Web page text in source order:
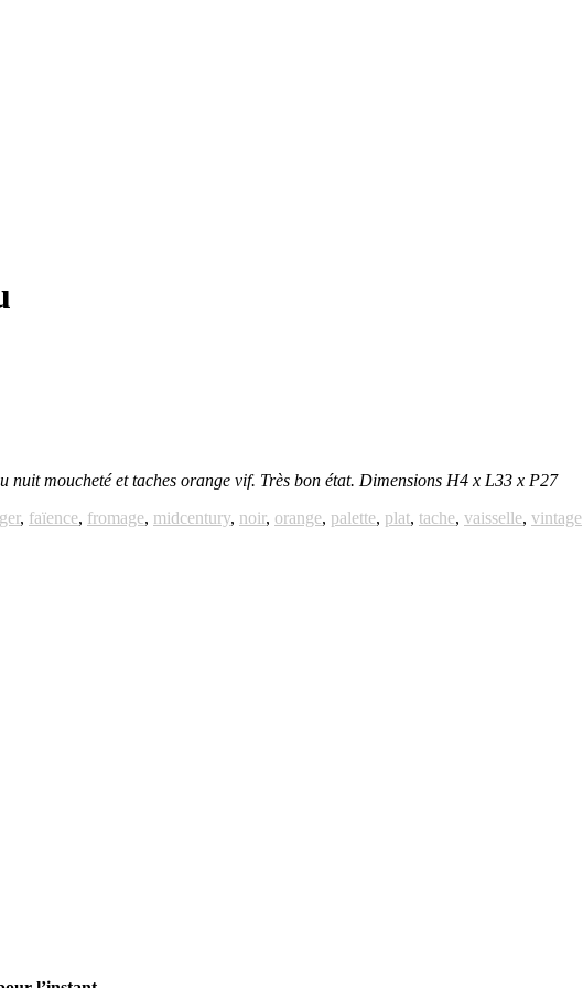
moucheté et taches orange vif. Très bon état. Dimensions H4 x L33 x P27
, faïence, fromage, midcentury, noir, orange, palette, plat, tache, vaisselle, vintage